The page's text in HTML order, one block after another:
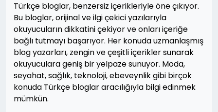
Türkçe bloglar, benzersiz içerikleriyle öne çıkıyor.
Bu bloglar, orijinal ve ilgi çekici yazılarıyla
okuyucuların dikkatini çekiyor ve onları içeriğe
bağlı tutmayı başarıyor. Her konuda uzmanlaşmış
blog yazarları, zengin ve çeşitli içerikler sunarak
okuyuculara geniş bir yelpaze sunuyor. Moda,
seyahat, sağlık, teknoloji, ebeveynlik gibi birçok
konuda Türkçe bloglar aracılığıyla bilgi edinmek
mümkün.